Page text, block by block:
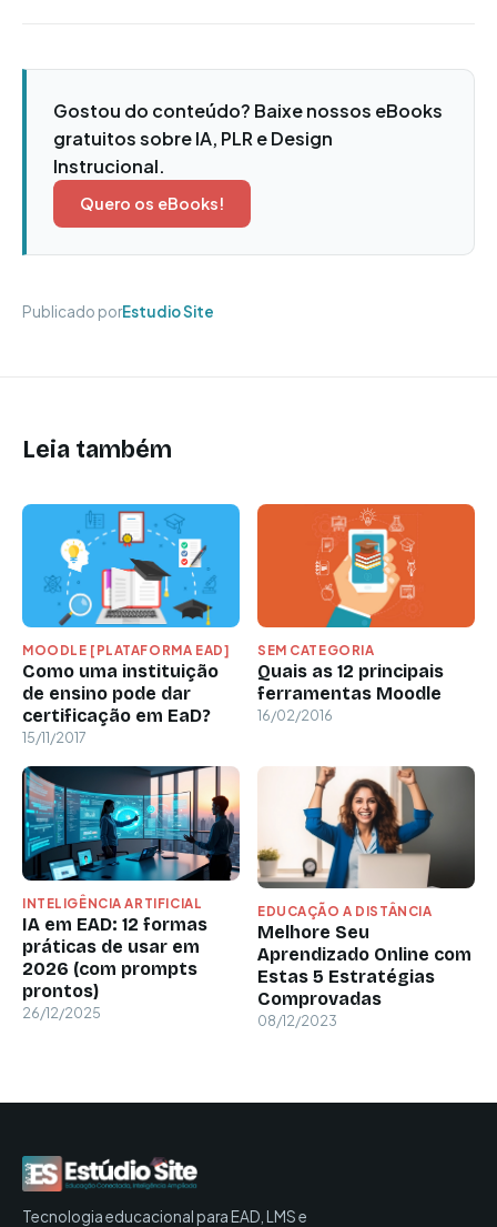
Gostou do conteúdo? Baixe nossos eBooks
gratuitos sobre IA, PLR e Design
Instrucional.
Quero os eBooks!
Publicado porEstudio Site
Leia também
MOODLE [PLATAFORMA EAD]
Como uma instituição
de ensino pode dar
certificação em EaD?
15/11/2017
SEM CATEGORIA
Quais as 12 principais
ferramentas Moodle
16/02/2016
INTELIGÊNCIA ARTIFICIAL
IA em EAD: 12 formas
práticas de usar em
2026 (com prompts
prontos)
26/12/2025
EDUCAÇÃO A DISTÂNCIA
Melhore Seu
Aprendizado Online com
Estas 5 Estratégias
Comprovadas
08/12/2023
Tecnologia educacional para EAD, LMS e